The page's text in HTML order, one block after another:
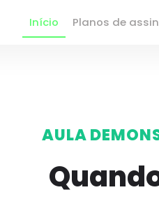
Início Planos de
AULA